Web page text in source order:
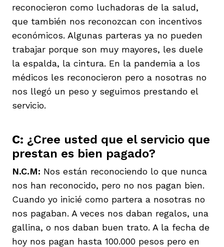
reconocieron como luchadoras de la salud,
que también nos reconozcan con incentivos
económicos. Algunas parteras ya no pueden
trabajar porque son muy mayores, les duele
la espalda, la cintura. En la pandemia a los
médicos les reconocieron pero a nosotras no
nos llegó un peso y seguimos prestando el
servicio.
C: ¿Cree usted que el servicio que
prestan es bien pagado?
N.C.M: Nos están reconociendo lo que nunca
nos han reconocido, pero no nos pagan bien.
Cuando yo inicié como partera a nosotras no
nos pagaban. A veces nos daban regalos, una
gallina, o nos daban buen trato. A la fecha de
hoy nos pagan hasta 100.000 pesos pero en